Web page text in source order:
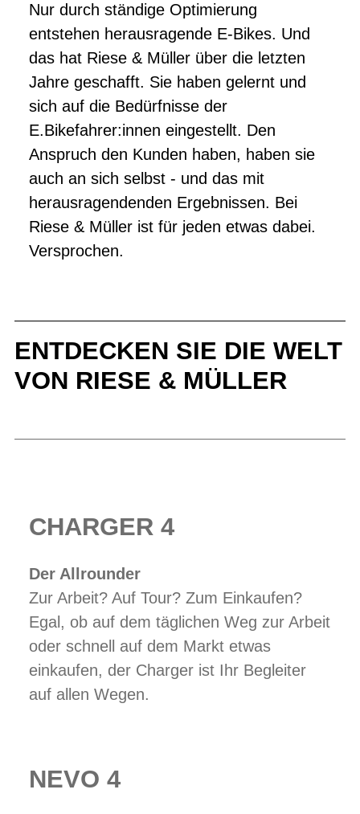
Nur durch ständige Optimierung
entstehen herausragende E-Bikes. Und
das hat Riese & Müller über die letzten
Jahre geschafft. Sie haben gelernt und
sich auf die Bedürfnisse der
E.Bikefahrer:innen eingestellt. Den
Anspruch den Kunden haben, haben sie
auch an sich selbst - und das mit
herausragendenden Ergebnissen. Bei
Riese & Müller ist für jeden etwas dabei.
Versprochen.
ENTDECKEN SIE DIE WELT
VON RIESE & MÜLLER
CHARGER 4
Der Allrounder
Zur Arbeit? Auf Tour? Zum Einkaufen?
Egal, ob auf dem täglichen Weg zur Arbeit
oder schnell auf dem Markt etwas
einkaufen, der Charger ist Ihr Begleiter
auf allen Wegen.
NEVO 4